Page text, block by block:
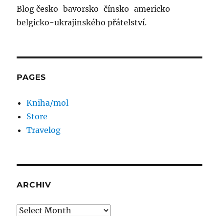
Blog česko-bavorsko-čínsko-americko-
belgicko-ukrajinského přátelství.
PAGES
Kniha/mol
Store
Travelog
ARCHIV
Archiv